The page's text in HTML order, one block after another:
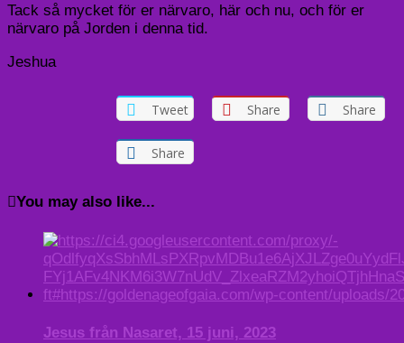
Tack så mycket för er närvaro, här och nu, och för er
närvaro på Jorden i denna tid.
Jeshua
Tweet Share Share
Share
You may also like...
Jesus från Nasaret, 15 juni, 2023